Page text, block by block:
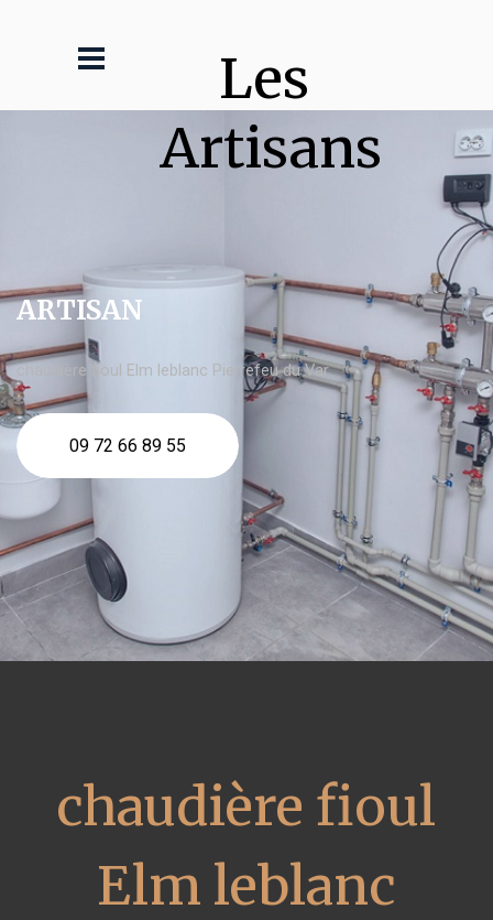
Les
Artisans
ARTISAN
chaudière fioul Elm leblanc Pierrefeu du Var
09 72 66 89 55
chaudière fioul
Elm leblanc